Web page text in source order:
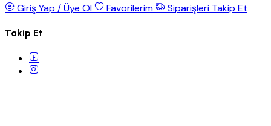
Giriş Yap / Üye Ol Favorilerim Siparişleri Takip Et
Takip Et